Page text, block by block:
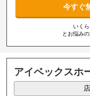
今すぐ
いく
とお悩み
アイベックスホ